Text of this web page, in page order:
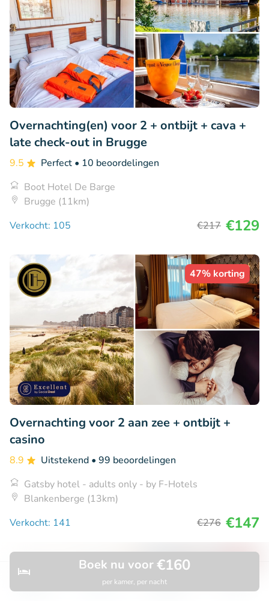
Zoeken Boekingen
Boek nu voor€160
per kamer, per nacht
Overnachting(en) voor 2 + ontbijt + cava +
late check-out in Brugge
9.5 Perfect • 10 beoordelingen
Boot Hotel De Barge
Brugge (11km)
Verkocht: 105
€217 €129
47% korting
Overnachting voor 2 aan zee + ontbijt +
casino
8.9 Uitstekend • 99 beoordelingen
Gatsby hotel - adults only - by F-Hotels
Blankenberge (13km)
Verkocht: 141
€276 €147